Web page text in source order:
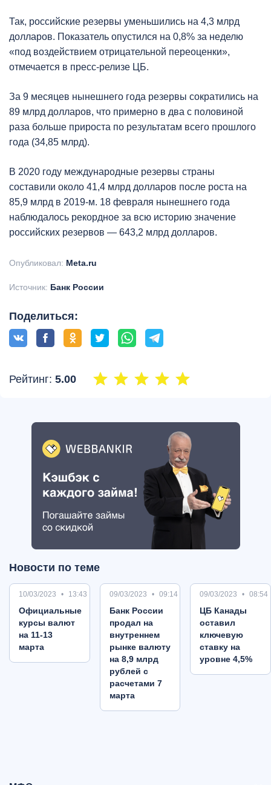
Так, российские резервы уменьшились на 4,3 млрд
долларов. Показатель опустился на 0,8% за неделю
«под воздействием отрицательной переоценки»,
отмечается в пресс-релизе ЦБ.
За 9 месяцев нынешнего года резервы сократились на
89 млрд долларов, что примерно в два с половиной
раза больше прироста по результатам всего прошлого
года (34,85 млрд).
В 2020 году международные резервы страны
составили около 41,4 млрд долларов после роста на
85,9 млрд в 2019-м. 18 февраля нынешнего года
наблюдалось рекордное за всю историю значение
российских резервов — 643,2 млрд долларов.
Опубликовал: Meta.ru
Источник: Банк России
Поделиться:
Рейтинг: 5.00
Новости по теме
10/03/2023 13:43
Oфициальные
курсы валют
на 11-13
марта
09/03/2023 09:14
Банк России
продал на
внутреннем
рынке валюту
на 8,9 млрд
рублей с
расчетами 7
марта
09/03/2023 08:54
ЦБ Канады
оставил
ключевую
ставку на
уровне 4,5%